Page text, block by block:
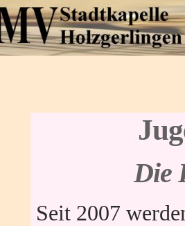
Die
Seit 2007